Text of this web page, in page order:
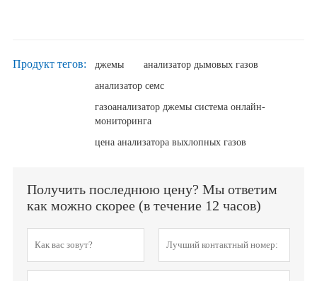
Продукт тегов: джемы
анализатор дымовых газов
анализатор семс
газоанализатор джемы система онлайн-
мониторинга
цена анализатора выхлопных газов
Получить последнюю цену? Мы ответим
как можно скорее (в течение 12 часов)